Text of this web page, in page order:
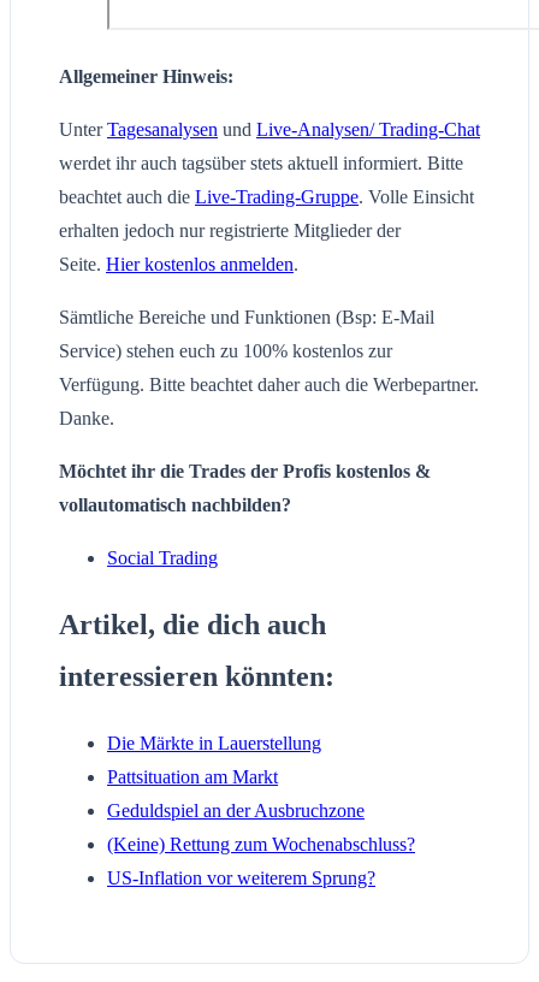
Allgemeiner Hinweis:
UnterTagesanalysen und Live-Analysen/ Trading-Chat
werdet ihr auch tagsüber stets aktuell informiert. Bitte
beachtet auch die Live-Trading-Gruppe. Volle Einsicht
erhalten jedoch nur registrierte Mitglieder der
Seite. Hier kostenlos anmelden.
Sämtliche Bereiche und Funktionen (Bsp: E-Mail
Service) stehen euch zu 100% kostenlos zur
Verfügung. Bitte beachtet daher auch die Werbepartner.
Danke.
Möchtet ihr die Trades der Profis kostenlos &
vollautomatisch nachbilden?
Social Trading
Artikel, die dich auch
interessieren könnten:
Die Märkte in Lauerstellung
Pattsituation am Markt
Geduldspiel an der Ausbruchzone
(Keine) Rettung zum Wochenabschluss?
US-Inflation vor weiterem Sprung?